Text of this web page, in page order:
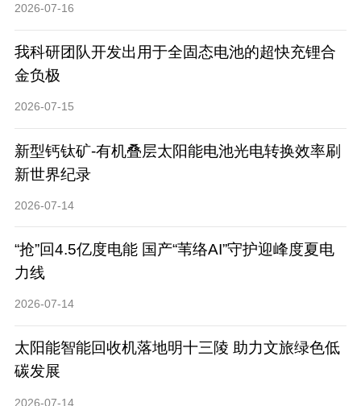
2026-07-16
我科研团队开发出用于全固态电池的超快充锂合
金负极
2026-07-15
新型钙钛矿-有机叠层太阳能电池光电转换效率刷
新世界纪录
2026-07-14
“抢”回4.5亿度电能 国产“苇络AI”守护迎峰度夏电
力线
2026-07-14
太阳能智能回收机落地明十三陵 助力文旅绿色低
碳发展
2026-07-14